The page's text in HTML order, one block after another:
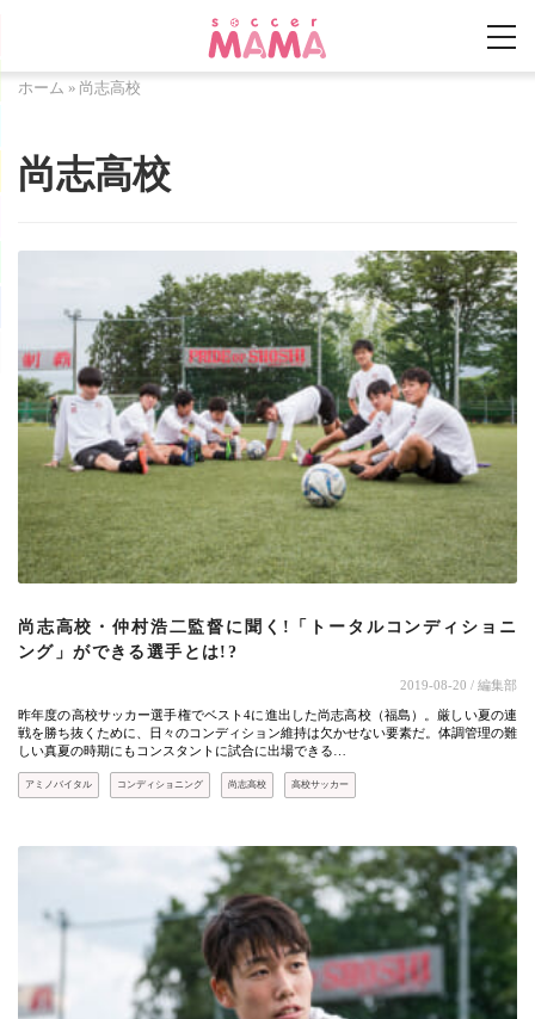
ホーム » 尚志高校
尚志高校
尚志高校・仲村浩二監督に聞く!「トータルコンディショニ
ング」ができる選手とは!?
2019-08-20 / 編集部
昨年度の高校サッカー選手権でベスト4に進出した尚志高校（福島）。厳しい夏の連
戦を勝ち抜くために、日々のコンディション維持は欠かせない要素だ。体調管理の難
しい真夏の時期にもコンスタントに試合に出場できる…
アミノバイタル コンディショニング 尚志高校 高校サッカー